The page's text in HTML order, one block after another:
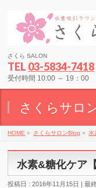
さくら SALON
TEL 03-5834-7418
受付時間 10:00 ～ 19：00
さくらサロ
HOME » さくらサロンBlog » 水
水素&糖化ケア
投稿日 : 2016年11月15日 最